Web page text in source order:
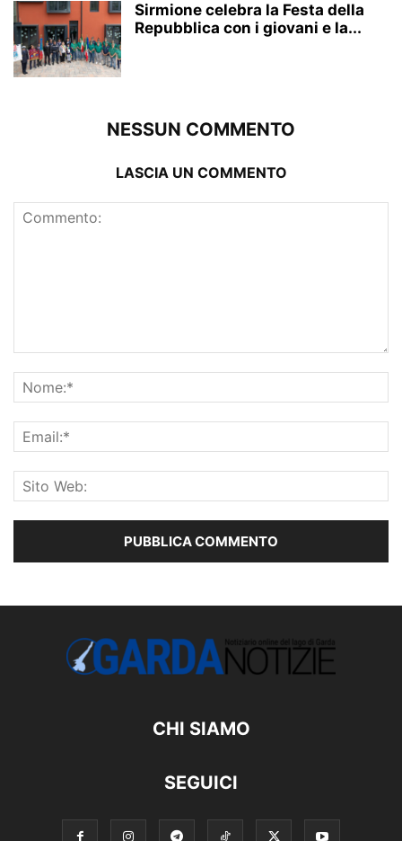
Sirmione celebra la Festa della
Repubblica con i giovani e la...
NESSUN COMMENTO
LASCIA UN COMMENTO
CHI SIAMO
SEGUICI